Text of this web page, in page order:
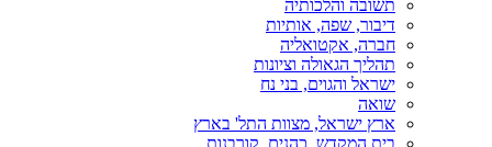
תשובה והלכותיה
דיבור, שפה, אותיות
חברה, אקטואליה
תהליך הגאולה וציונות
ישראל והגוים, בני נח
שואה
ארץ ישראל, מצוות התל' בארץ